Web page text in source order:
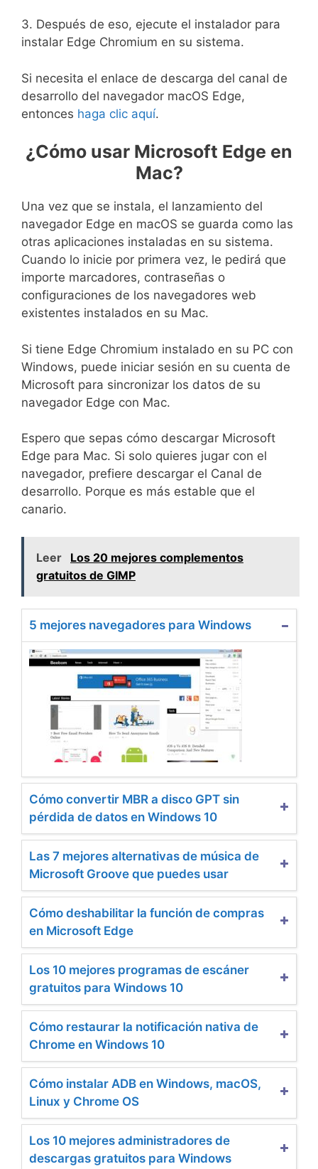
3. Después de eso, ejecute el instalador para
instalar Edge Chromium en su sistema.
Si necesita el enlace de descarga del canal de
desarrollo del navegador macOS Edge,
entonces haga clic aquí.
¿Cómo usar Microsoft Edge en
Mac?
Una vez que se instala, el lanzamiento del
navegador Edge en macOS se guarda como las
otras aplicaciones instaladas en su sistema.
Cuando lo inicie por primera vez, le pedirá que
importe marcadores, contraseñas o
configuraciones de los navegadores web
existentes instalados en su Mac.
Si tiene Edge Chromium instalado en su PC con
Windows, puede iniciar sesión en su cuenta de
Microsoft para sincronizar los datos de su
navegador Edge con Mac.
Espero que sepas cómo descargar Microsoft
Edge para Mac. Si solo quieres jugar con el
navegador, prefiere descargar el Canal de
desarrollo. Porque es más estable que el
canario.
Leer
Los 20 mejores complementos
gratuitos de GIMP
5 mejores navegadores para Windows
Cómo convertir MBR a disco GPT sin
pérdida de datos en Windows 10
Las 7 mejores alternativas de música de
Microsoft Groove que puedes usar
Cómo deshabilitar la función de compras
en Microsoft Edge
Los 10 mejores programas de escáner
gratuitos para Windows 10
Cómo restaurar la notificación nativa de
Chrome en Windows 10
Cómo instalar ADB en Windows, macOS,
Linux y Chrome OS
Los 10 mejores administradores de
descargas gratuitos para Windows